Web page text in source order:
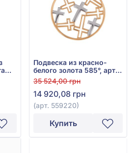
Подвеска из красно-
белого золота 585°, арт.
559220
35 524,00 грн
14 920,08 грн
(арт. 559220)
Купить